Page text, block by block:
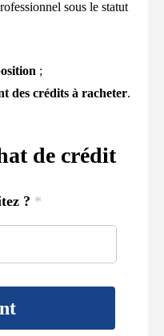
sous le statut
;
des crédits à racheter.
de crédit
? *